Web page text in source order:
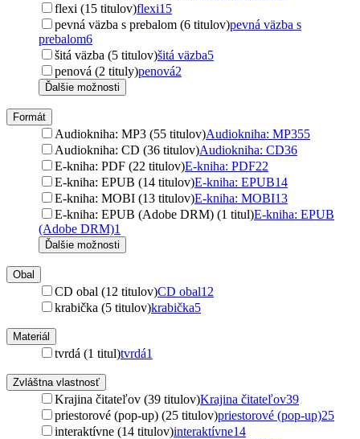
flexi (15 titulov)flexi15
pevná väzba s prebalom (6 titulov)pevná väzba s
prebalom6
šitá väzba (5 titulov)šitá väzba5
penová (2 tituly)penová2
Ďalšie možnosti
Formát
Audiokniha: MP3 (55 titulov)Audiokniha: MP355
Audiokniha: CD (36 titulov)Audiokniha: CD36
E-kniha: PDF (22 titulov)E-kniha: PDF22
E-kniha: EPUB (14 titulov)E-kniha: EPUB14
E-kniha: MOBI (13 titulov)E-kniha: MOBI13
E-kniha: EPUB (Adobe DRM) (1 titul)E-kniha: EPUB
(Adobe DRM)1
Ďalšie možnosti
Obal
CD obal (12 titulov)CD obal12
krabička (5 titulov)krabička5
Materiál
tvrdá (1 titul)tvrdá1
Zvláštna vlastnosť
Krajina čitateľov (39 titulov)Krajina čitateľov39
priestorové (pop-up) (25 titulov)priestorové (pop-up)25
interaktívne (14 titulov)interaktívne14